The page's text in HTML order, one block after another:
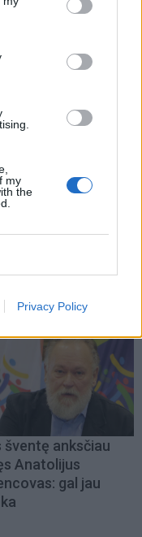
my
the
Privacy Policy
susiskaičiavo, kad
nuniokojusios
šventę anksčiau
Anatolijus
gal jau